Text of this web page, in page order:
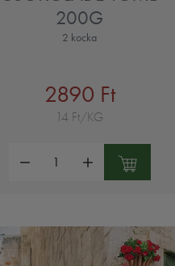
200G
2 kocka
2890 Ft
14 Ft/KG